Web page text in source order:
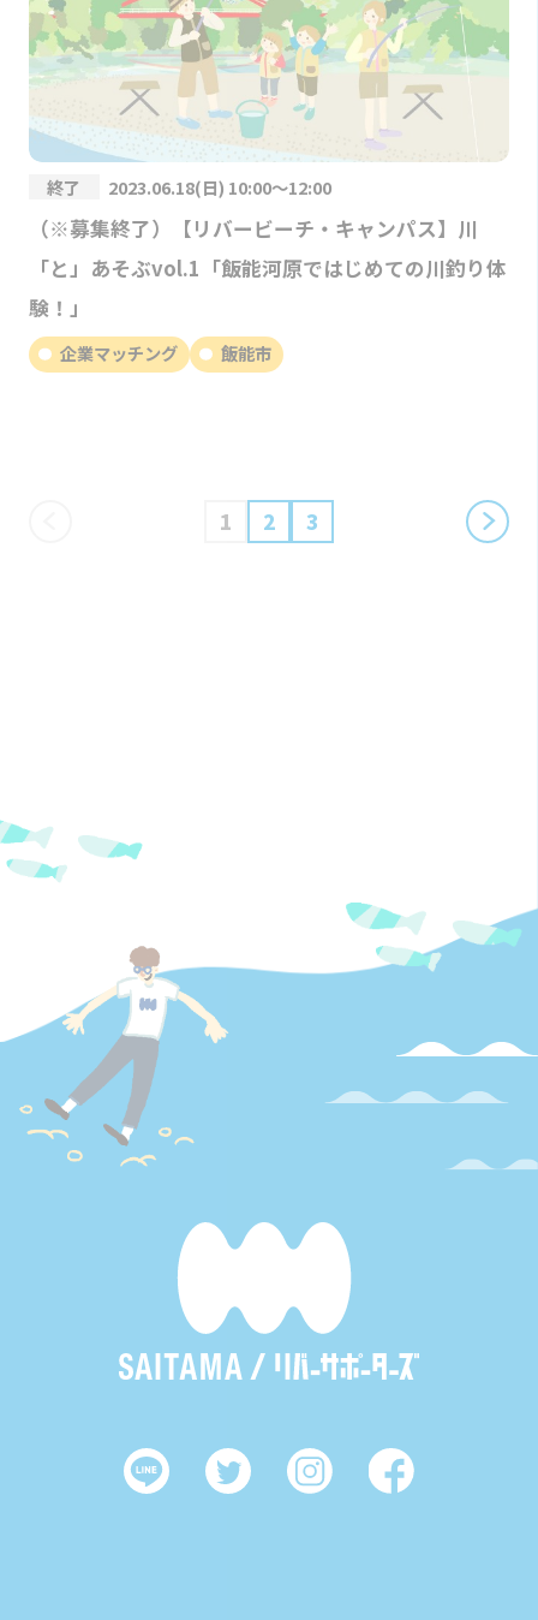
終了 2023.06.18(日) 10:00～12:00
（※募集終了）【リバービーチ・キャンパス】川
「と」あそぶvol.1「飯能河原ではじめての川釣り体
験！」
企業マッチング 飯能市
1 2 3